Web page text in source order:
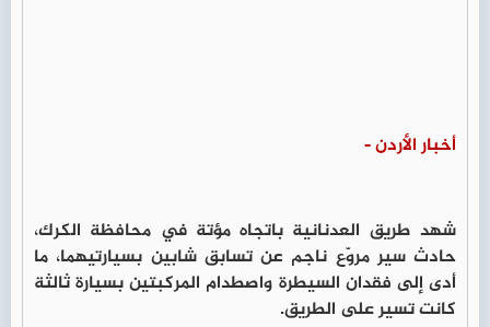
أخبار الأردن -
شهد طريق العدنانية باتجاه مؤتة في محافظة الكرك،
حادث سير مروّع ناجم عن تسابق شابين بسيارتيهما، ما
أدى إلى فقدان السيطرة واصطدام المركبتين بسيارة ثالثة
كانت تسير على الطريق.